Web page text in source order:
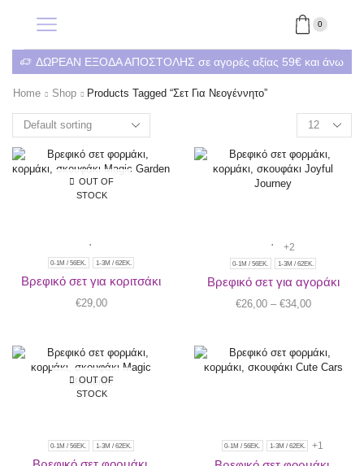
0
ΔΩΡΕΑΝ ΕΞΟΔΑ ΑΠΟΣΤΟΛΗΣ σε αγορές αξίας 59€ και άνω
Home Shop Products Tagged “σετ Για Νεογέννητο”
OUT OF
STOCK
0-1M / 56ΕΚ. 1-3Μ / 62ΕΚ.
Βρεφικό σετ για κοριτσάκι
€29,00
+2
0-1M / 56ΕΚ. 1-3Μ / 62ΕΚ.
Βρεφικό σετ για αγοράκι
€26,00 – €34,00
OUT OF
STOCK
0-1M / 56ΕΚ. 1-3Μ / 62ΕΚ. 0-1M / 56ΕΚ. 1-3Μ / 62ΕΚ. +1